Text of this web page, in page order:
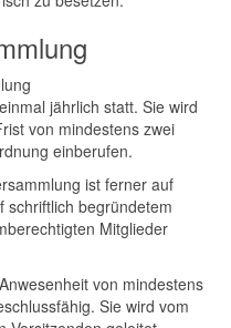
jährlich statt. Sie wird
von mindestens zwei
einberufen.
ist ferner auf
schriftlich begründetem
Mitglieder
von mindestens
Sie wird vom